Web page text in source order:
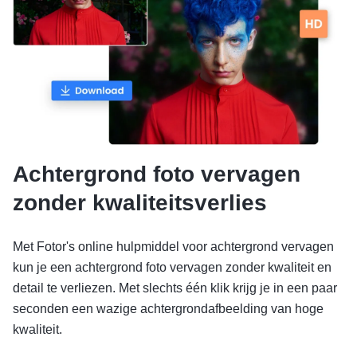
Achtergrond foto vervagen
zonder kwaliteitsverlies
Met Fotor's online hulpmiddel voor achtergrond vervagen
kun je een achtergrond foto vervagen zonder kwaliteit en
detail te verliezen. Met slechts één klik krijg je in een paar
seconden een wazige achtergrondafbeelding van hoge
kwaliteit.